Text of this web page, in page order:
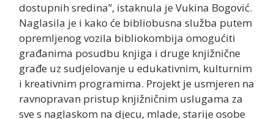
dostupnih sredina”, istaknula je Vukina Bogović.
Naglasila je i kako će bibliobusna služba putem
opremljenog vozila bibliokombija omogućiti
građanima posudbu knjiga i druge knjižnične
građe uz sudjelovanje u edukativnim, kulturnim
i kreativnim programima. Projekt je usmjeren na
ravnopravan pristup knjižničnim uslugama za
sve s naglaskom na djecu, mlade, starije osobe